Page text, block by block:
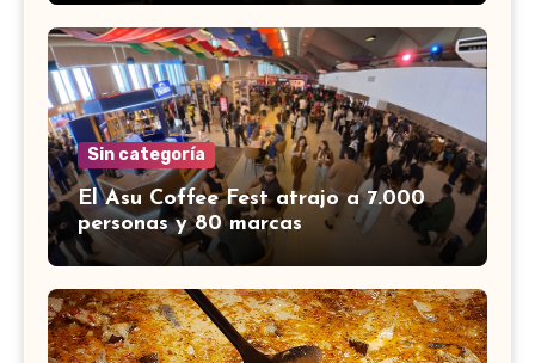
Sin categoría
El Asu Coffee Fest atrajo a 7.000
personas y 80 marcas